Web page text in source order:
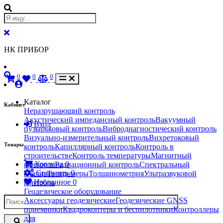
НК ПРИБОР
Кабинет
Вход
Товары
Корзина0
Сравнить0
Избранное 0
0 0 0
Каталог
Неразрушающий контроль
Акустический импедансный контрольВакуумный
пузырьковый контрольВибродиагностический контроль
Визуально-измерительный контрольВихретоковый
контрольКапиллярный контрольКонтроль в
строительствеКонтроль температурыМагнитный
контрольРадиационный контрольСпектральный
анализТвердомерыТолщинометрияУльтразвуковой
контроль
Геодезическое оборудование
Аксессуары геодезическиеГеодезические GNSS
приемникиКвадрокоптеры и беспилотникиКонтроллеры
для